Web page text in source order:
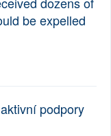
be expelled
podpory